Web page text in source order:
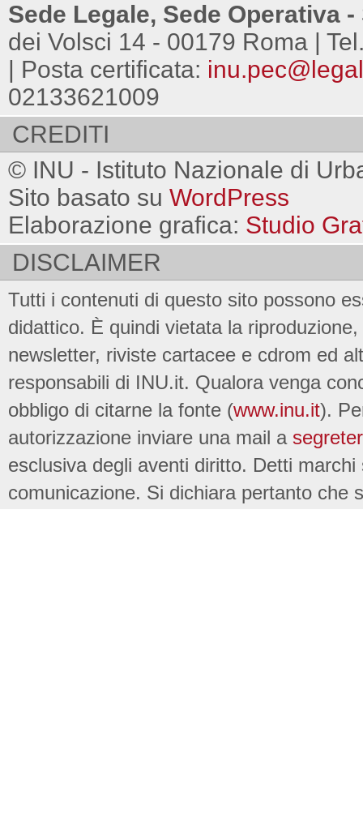
Sede Legale, Sede Operativa
dei Volsci 14 - 00179 Roma |
| Posta certificata:
02133621009
CREDITI
© INU - Istituto Nazionale di
Sito basato su WordPress
Elaborazione grafica: Studio
DISCLAIMER
Tutti i contenuti di questo sito possono
didattico. È quindi vietata la
newsletter, riviste cartacee e cdrom ed
responsabili di INU.it. Qualora venga
obbligo di citarne la fonte (www.inu.it).
autorizzazione inviare una mail a
esclusiva degli aventi diritto. Detti
comunicazione. Si dichiara pertanto che